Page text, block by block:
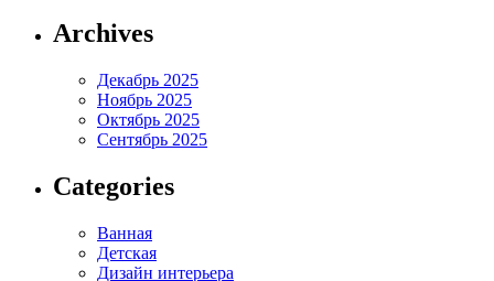
Archives
Декабрь 2025
Ноябрь 2025
Октябрь 2025
Сентябрь 2025
Categories
Ванная
Детская
Дизайн интерьера